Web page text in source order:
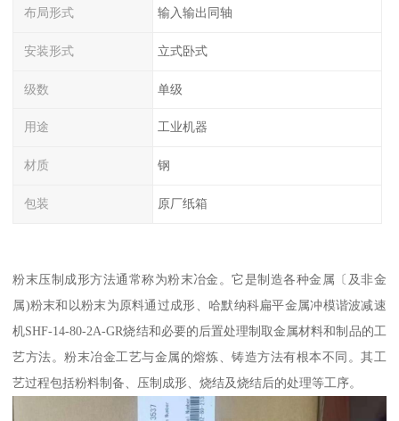
布局形式 输入输出同轴
安装形式 立式卧式
级数 单级
用途 工业机器
材质 钢
包装 原厂纸箱
粉末压制成形方法通常称为粉末冶金。它是制造各种金属〔及非金
属)粉末和以粉末为原料通过成形、哈默纳科扁平金属冲模谐波减速
机SHF-14-80-2A-GR烧结和必要的后置处理制取金属材料和制品的工
艺方法。粉末冶金工艺与金属的熔炼、铸造方法有根本不同。其工
艺过程包括粉料制备、压制成形、烧结及烧结后的处理等工序。